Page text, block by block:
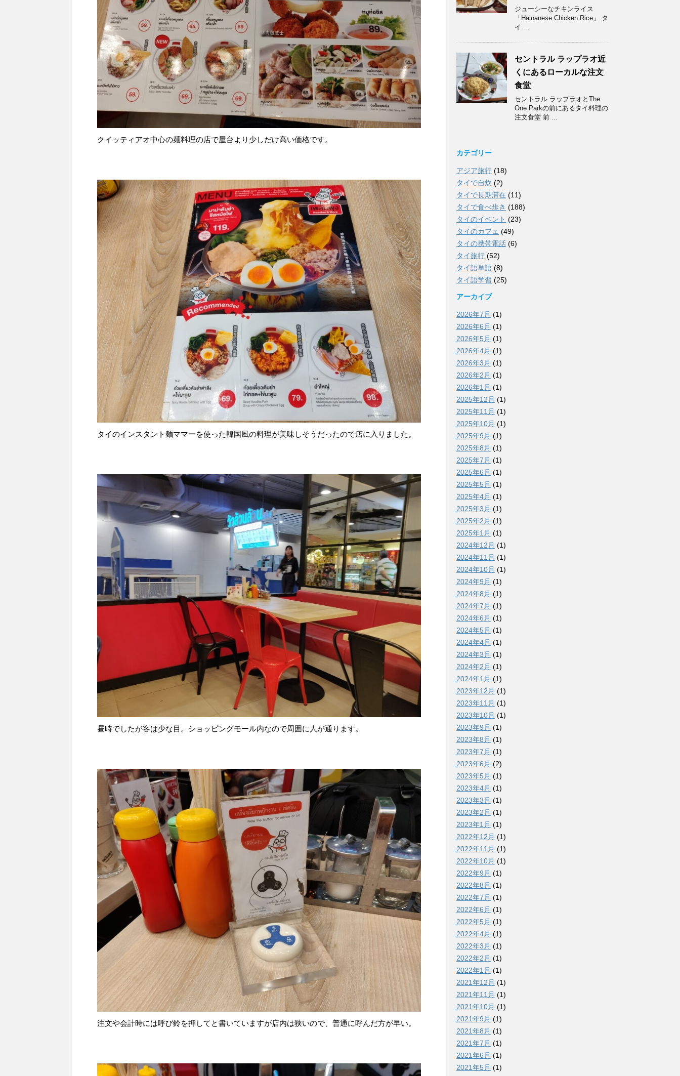
クイッティアオ中心の麺料理の店で屋台より少しだけ高い価格です。
タイのインスタント麺ママーを使った韓国風の料理が美味しそうだったので店に入りました。
昼時でしたが客は少な目。ショッピングモール内なので周囲に人が通ります。
注文や会計時には呼び鈴を押してと書いていますが店内は狭いので、普通に呼んだ方が早い。
ジューシーなチキンライス
「Hainanese Chicken Rice」 タ
イ ...
セントラル ラップラオ近
くにあるローカルな注文
食堂
セントラル ラップラオとThe
One Parkの前にあるタイ料理の
注文食堂 前 ...
カテゴリー
アジア旅行 (18)
タイで自炊 (2)
タイで長期滞在 (11)
タイで食べ歩き (188)
タイのイベント (23)
タイのカフェ (49)
タイの携帯電話 (6)
タイ旅行 (52)
タイ語単語 (8)
タイ語学習 (25)
アーカイブ
2026年7月 (1)
2026年6月 (1)
2026年5月 (1)
2026年4月 (1)
2026年3月 (1)
2026年2月 (1)
2026年1月 (1)
2025年12月 (1)
2025年11月 (1)
2025年10月 (1)
2025年9月 (1)
2025年8月 (1)
2025年7月 (1)
2025年6月 (1)
2025年5月 (1)
2025年4月 (1)
2025年3月 (1)
2025年2月 (1)
2025年1月 (1)
2024年12月 (1)
2024年11月 (1)
2024年10月 (1)
2024年9月 (1)
2024年8月 (1)
2024年7月 (1)
2024年6月 (1)
2024年5月 (1)
2024年4月 (1)
2024年3月 (1)
2024年2月 (1)
2024年1月 (1)
2023年12月 (1)
2023年11月 (1)
2023年10月 (1)
2023年9月 (1)
2023年8月 (1)
2023年7月 (1)
2023年6月 (2)
2023年5月 (1)
2023年4月 (1)
2023年3月 (1)
2023年2月 (1)
2023年1月 (1)
2022年12月 (1)
2022年11月 (1)
2022年10月 (1)
2022年9月 (1)
2022年8月 (1)
2022年7月 (1)
2022年6月 (1)
2022年5月 (1)
2022年4月 (1)
2022年3月 (1)
2022年2月 (1)
2022年1月 (1)
2021年12月 (1)
2021年11月 (1)
2021年10月 (1)
2021年9月 (1)
2021年8月 (1)
2021年7月 (1)
2021年6月 (1)
2021年5月 (1)